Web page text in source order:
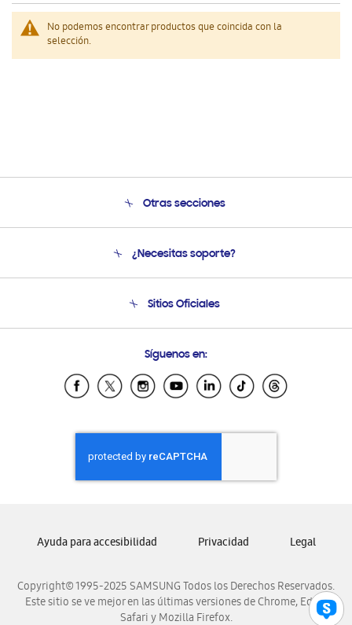
No podemos encontrar productos que coincida con la
selección.
Otras secciones
Soporte
Condiciones de Compra
¿Necesitas soporte?
Soporte vía eMail
Sitios Oficiales
Samsung Ecuador
Samsung El Salvador
Samsung Honduras
Samsung Nicaragua
Samsung Panamá
Samsung Venezuela
Síguenos en:
Copyright© 1995-2025 SAMSUNG Todos los Derechos Reservados.
Este sitio se ve mejor en las últimas versiones de Chrome, Edge,
Safari y Mozilla Firefox.
Ayuda para accesibilidad Privacidad Legal